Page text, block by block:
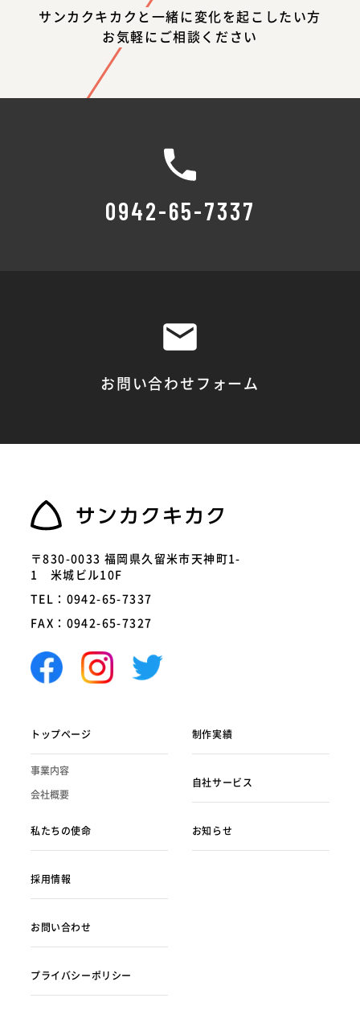
サンカクキカクと一緒に変化を起こしたい方
お気軽にご相談ください
0942-65-7337
お問い合わせフォーム
〒830-0033 福岡県久留米市天神町1-
1 米城ビル10F
TEL：0942-65-7337
FAX：0942-65-7327
トップページ
事業内容
会社概要
私たちの使命
制作実績
自社サービス
お知らせ
採用情報
お問い合わせ
プライバシーポリシー